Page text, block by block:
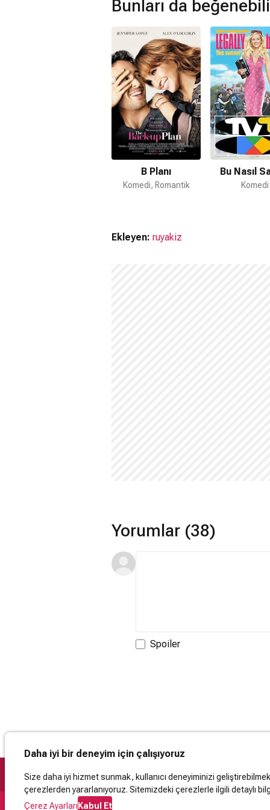
Evet. Film Amazon Prime'da
Müzikleri kime ait?
Güzellik Salonu filmi müzikleri
Güzellik Salonu devam filmi var
Hayır. Güzellik Salonu için devam
Bunları da
B Planı
Komedi, Romantik
Bu Nasıl
Komedi
Ekleyen: ruyakiz
Yorumlar (38)
Spoiler
Daha iyi bir deneyim için çalışıyoruz
Size daha iyi hizmet sunmak, kullanıcı deneyiminizi
çerezlerden yararlanıyoruz. Sitemizdeki çerezlerle ilgili detaylı
Çerez AyarlarıKabul Et